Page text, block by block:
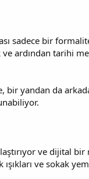
sadece bir
ve ardından tarihi
bir yandan da
ve dijital bir
ve sokak